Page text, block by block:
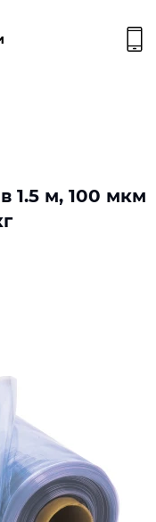
1.5 м, 100 мкм